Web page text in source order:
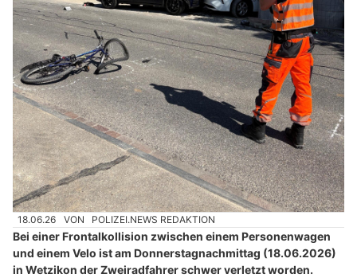
18.06.26 VON POLIZEI.NEWS REDAKTION
Bei einer Frontalkollision zwischen einem Personenwagen
und einem Velo ist am Donnerstagnachmittag (18.06.2026)
in Wetzikon der Zweiradfahrer schwer verletzt worden.